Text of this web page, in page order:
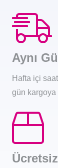
Aynı
Hafta içi
gün kargoya